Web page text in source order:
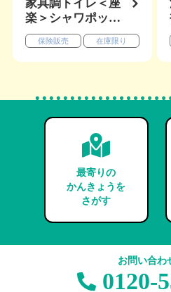
家具調トイレ＜座
楽＞シャワポッ…
保険販売 在庫限り
最寄りの
かんきょうを
さがす
お問い合わ
0120-